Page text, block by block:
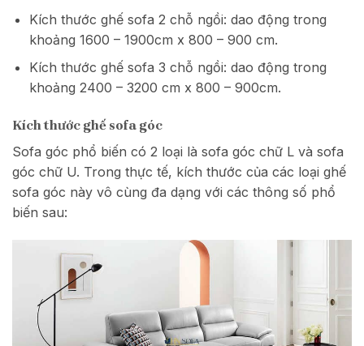
Kích thước ghế sofa 2 chỗ ngồi: dao động trong
khoảng 1600 – 1900cm x 800 – 900 cm.
Kích thước ghế sofa 3 chỗ ngồi: dao động trong
khoảng 2400 – 3200 cm x 800 – 900cm.
Kích thước ghế sofa góc
Sofa góc phổ biến có 2 loại là sofa góc chữ L và sofa
góc chữ U. Trong thực tế, kích thước của các loại ghế
sofa góc này vô cùng đa dạng với các thông số phổ
biến sau: